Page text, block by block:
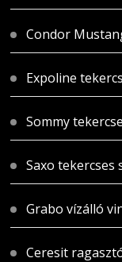
Condor
Expoline
Sommy
Saxo tekercses
Grabo vízálló
Ceresit